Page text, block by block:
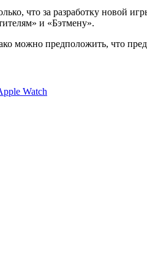
что за разработку новой
и «Бэтмену».
можно предположить, что
Watch